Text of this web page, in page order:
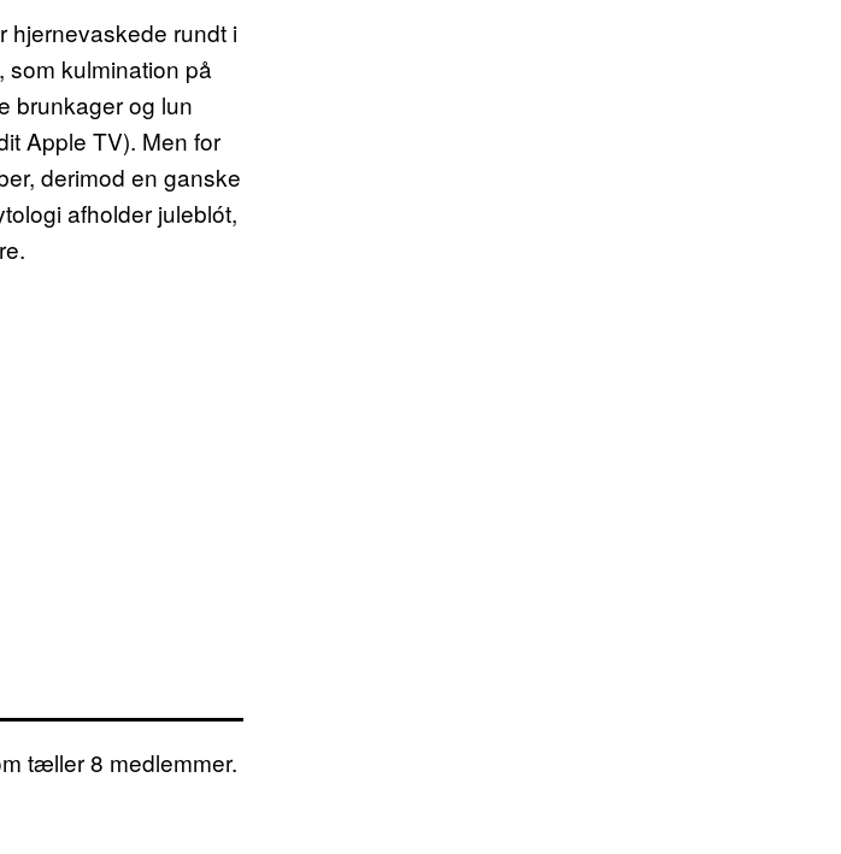
hjernevaskede rundt i
som kulmination på
brunkager og lun
Apple TV). Men for
derimod en ganske
afholder juleblót,
tæller 8 medlemmer.